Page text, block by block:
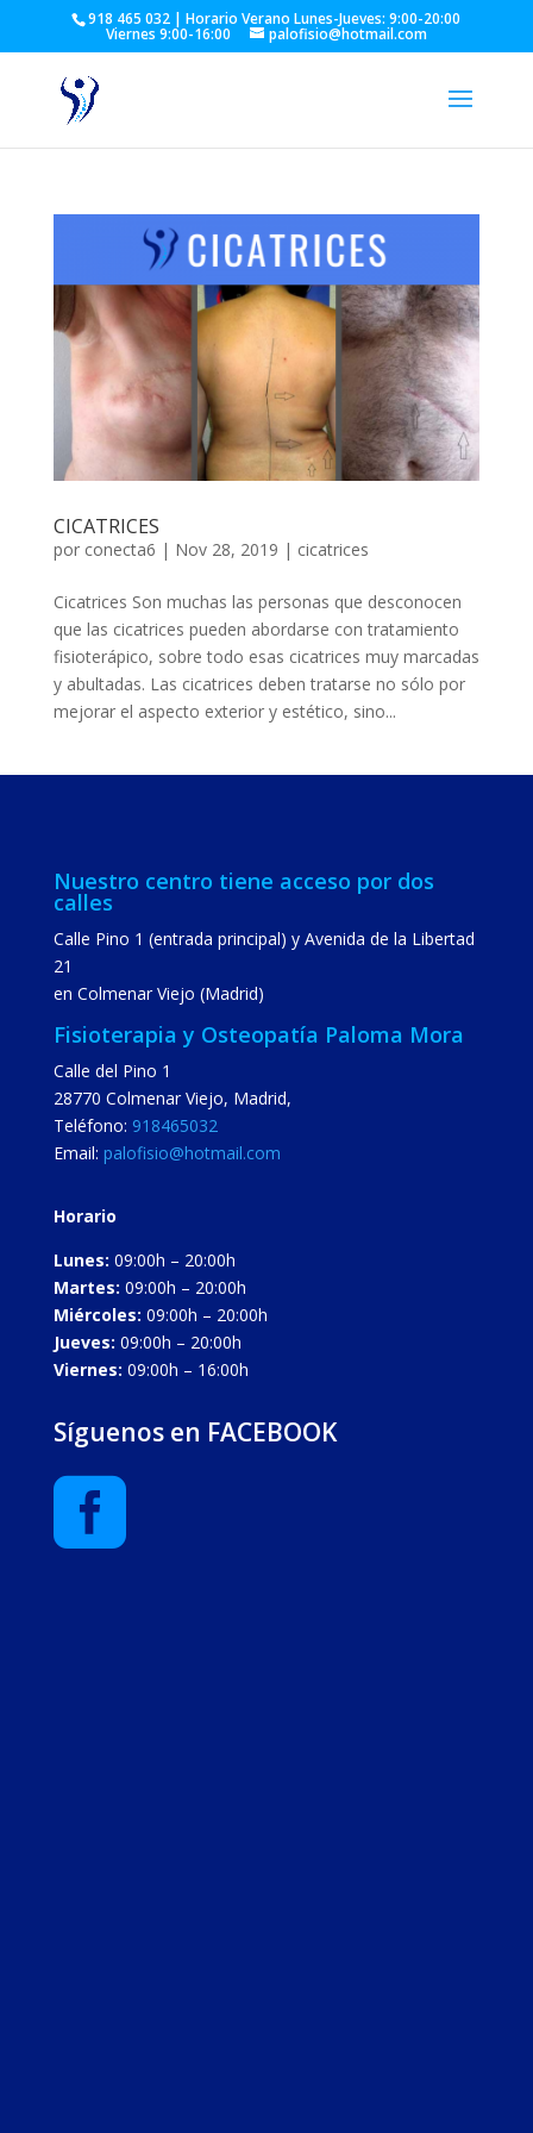
918 465 032 | Horario Verano Lunes-Jueves: 9:00-20:00
Viernes 9:00-16:00 palofisio@hotmail.com
CICATRICES
por conecta6 | Nov 28, 2019 | cicatrices
Cicatrices Son muchas las personas que desconocen
que las cicatrices pueden abordarse con tratamiento
fisioterápico, sobre todo esas cicatrices muy marcadas
y abultadas. Las cicatrices deben tratarse no sólo por
mejorar el aspecto exterior y estético, sino...
Nuestro centro tiene acceso por dos
calles
Calle Pino 1 (entrada principal) y Avenida de la Libertad
21
en Colmenar Viejo (Madrid)
Fisioterapia y Osteopatía Paloma Mora
Calle del Pino 1
28770 Colmenar Viejo, Madrid,
Teléfono: 918465032
Email: palofisio@hotmail.com
Horario
Lunes: 09:00h – 20:00h
Martes: 09:00h – 20:00h
Miércoles: 09:00h – 20:00h
Jueves: 09:00h – 20:00h
Viernes: 09:00h – 16:00h
Síguenos en FACEBOOK
